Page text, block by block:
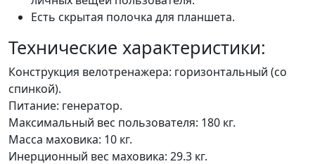
Есть скрытая полочка для планшета.
Технические характеристики:
Конструкция велотренажера: горизонтальный (со
спинкой).
Питание: генератор.
Максимальный вес пользователя: 180 кг.
Масса маховика: 10 кг.
Инерционный вес маховика: 29.3 кг.